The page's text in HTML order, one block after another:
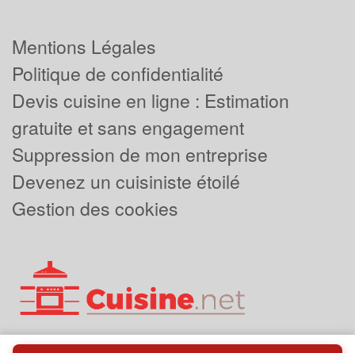
Mentions Légales
Politique de confidentialité
Devis cuisine en ligne : Estimation
gratuite et sans engagement
Suppression de mon entreprise
Devenez un cuisiniste étoilé
Gestion des cookies